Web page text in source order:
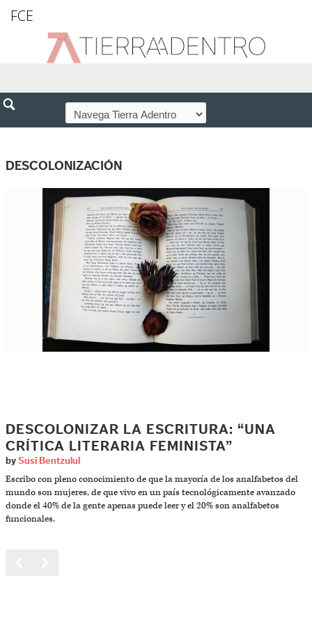
FCE
DESCOLONIZACIÓN
DESCOLONIZAR LA ESCRITURA: “UNA
CRÍTICA LITERARIA FEMINISTA”
by Susi Bentzulul
Escribo con pleno conocimiento de que la mayoría de los analfabe­tos del
mundo son mujeres, de que vivo en un país tecnológicamente avanzado
donde el 40% de la gente apenas puede leer y el 20% son analfabetos
funcionales.